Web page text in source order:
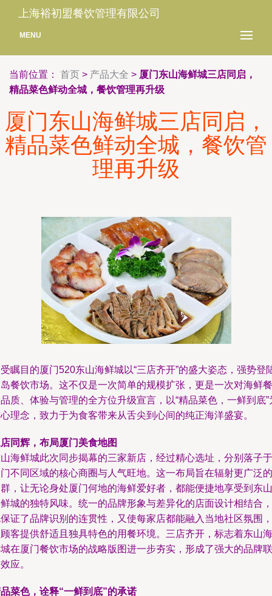
上海裕初盟餐饮管理有限公司
MENU
当前位置： 首页 > 产品大全 > 厦门东山海鲜城三店同启，
精品菜色鲜动全城，餐饮管理再升级
厦门东山海鲜城三店同启，
精品菜色鲜动全城，餐饮管
理再升级
瞩目的厦门520东山海鲜城以“三店齐开”的盛大姿态，强势登
餐饮市场。这不仅是一次简单的规模扩张，更是一次对海鲜餐
质、体验与管理的全方位升级宣言，以“精品菜色，一鲜到底”
理念，致力于为食客带来从舌尖到心间的纯正海洋盛宴。
同辉，布局厦门美食地图
海鲜城此次同步揭幕的三家新店，经过精心选址，分别落子于
不同区域的核心商圈与人气旺地。这一布局旨在辐射更广泛的
，让无论身处厦门何地的海鲜爱好者，都能便捷地享受到东山
城的独特风味。统一的品牌形象与差异化的店面设计相结合，
证了品牌识别的连贯性，又使每家店都能融入当地社区氛围，
客提供舒适且独具特色的用餐环境。三店齐开，标志着东山海
在厦门餐饮市场的战略版图进一步夯实，形成了强大的品牌联
应。
菜色，诠释“一鲜到底”的承诺